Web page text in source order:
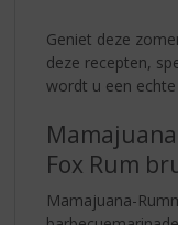
Geniet deze
deze recepten,
wordt u een
Fox Rum
Mamajuana-